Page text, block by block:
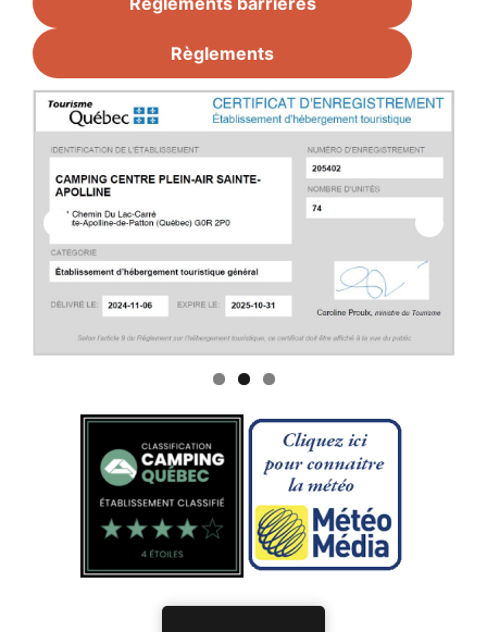
Règlements